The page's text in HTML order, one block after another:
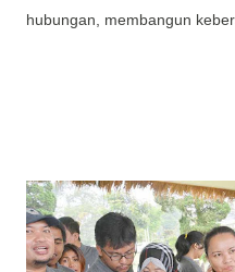
hubungan, membangun
termasuk perusahaan,
Hubungan: Gathering
keakraban dan memperkuat
kelompok, baik itu karyawan,